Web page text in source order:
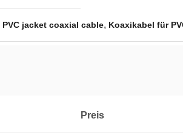
PVC jacket coaxial cable, Koaxikabel für
Preis